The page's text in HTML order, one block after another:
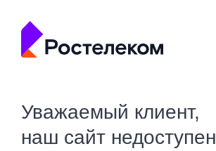
Уважаемый клиент,
наш сайт недоступен